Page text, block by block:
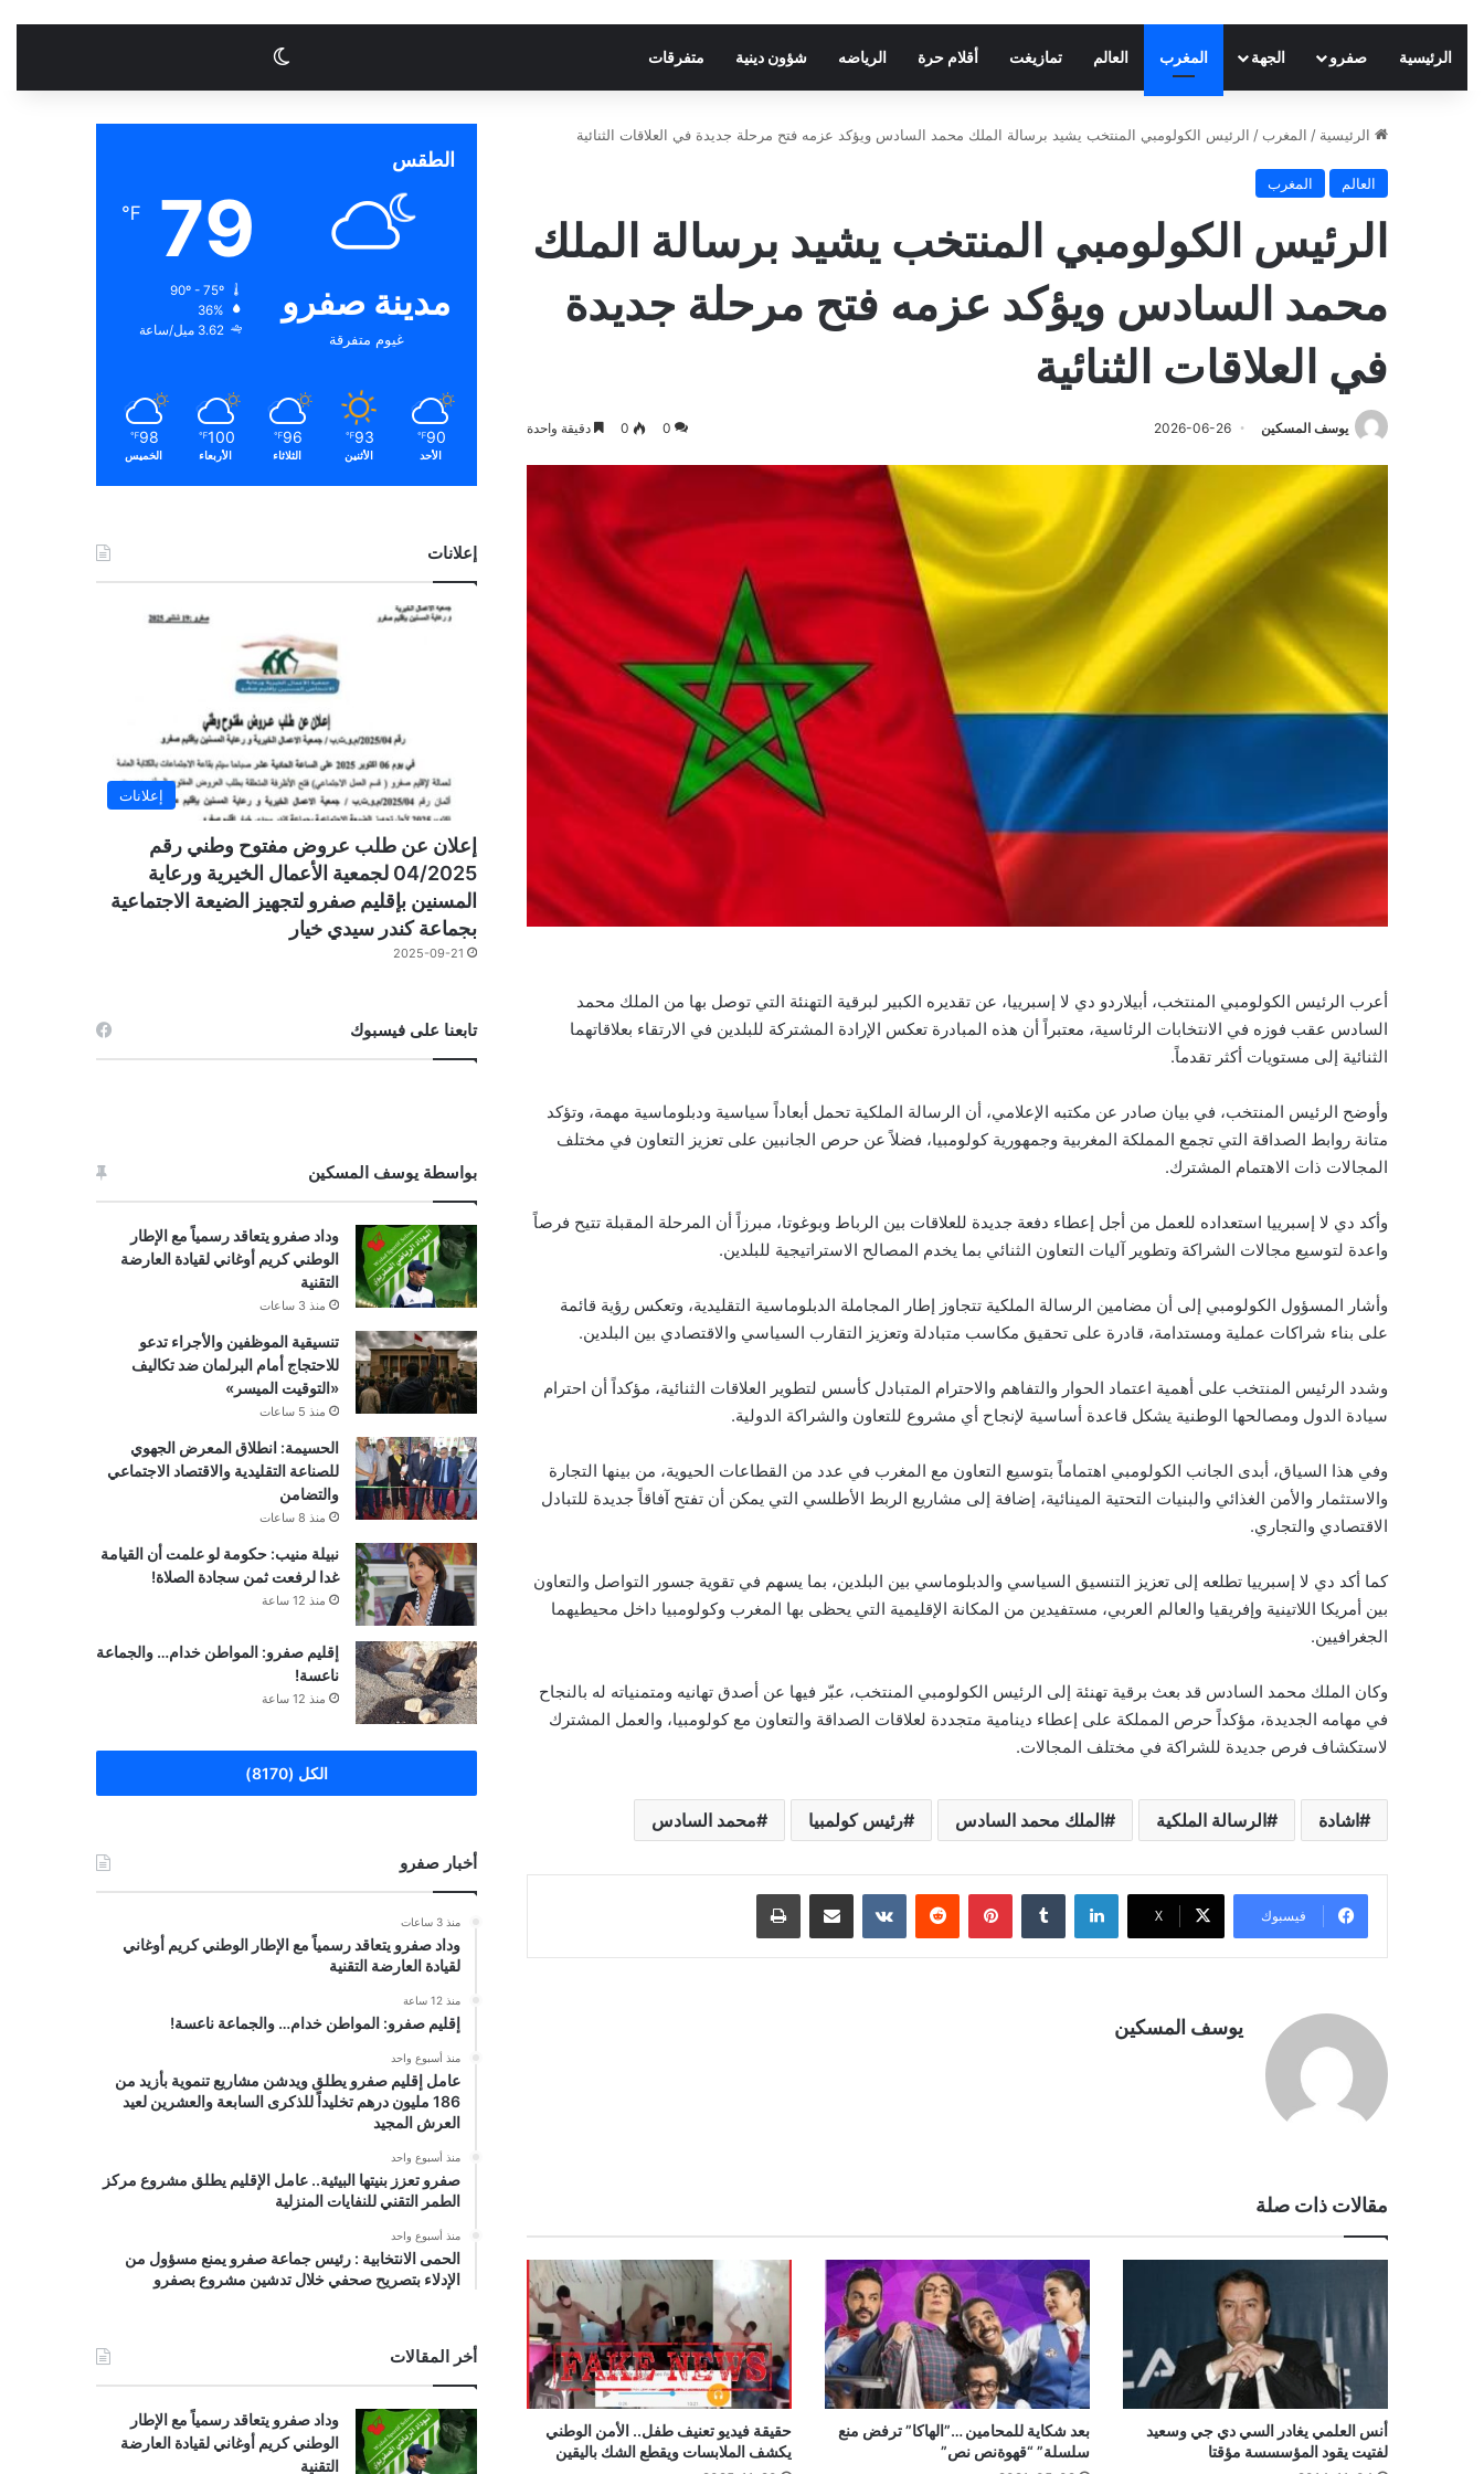
الرئيسية صفرو الجهة المغرب العالم تمازيغت أقلام حرة الرياضه شؤون دينية متفرقات الوضع المظلم
الرئيسية / المغرب / الرئيس الكولومبي المنتخب يشيد برسالة الملك محمد السادس ويؤكد عزمه فتح مرحلة جديدة في العلاقات الثنائية
العالم المغرب
الرئيس الكولومبي المنتخب يشيد برسالة الملك
محمد السادس ويؤكد عزمه فتح مرحلة جديدة
في العلاقات الثنائية
يوسف المسكين 2026-06-26
0
0 دقيقة واحدة
أعرب الرئيس الكولومبي المنتخب، أبيلاردو دي لا إسبرييا، عن تقديره الكبير لبرقية التهنئة التي توصل بها من الملك محمد
السادس عقب فوزه في الانتخابات الرئاسية، معتبراً أن هذه المبادرة تعكس الإرادة المشتركة للبلدين في الارتقاء بعلاقاتهما
الثنائية إلى مستويات أكثر تقدماً.
وأوضح الرئيس المنتخب، في بيان صادر عن مكتبه الإعلامي، أن الرسالة الملكية تحمل أبعاداً سياسية ودبلوماسية مهمة، وتؤكد
متانة روابط الصداقة التي تجمع المملكة المغربية وجمهورية كولومبيا، فضلاً عن حرص الجانبين على تعزيز التعاون في مختلف
المجالات ذات الاهتمام المشترك.
وأكد دي لا إسبرييا استعداده للعمل من أجل إعطاء دفعة جديدة للعلاقات بين الرباط وبوغوتا، مبرزاً أن المرحلة المقبلة تتيح فرصاً
واعدة لتوسيع مجالات الشراكة وتطوير آليات التعاون الثنائي بما يخدم المصالح الاستراتيجية للبلدين.
وأشار المسؤول الكولومبي إلى أن مضامين الرسالة الملكية تتجاوز إطار المجاملة الدبلوماسية التقليدية، وتعكس رؤية قائمة
على بناء شراكات عملية ومستدامة، قادرة على تحقيق مكاسب متبادلة وتعزيز التقارب السياسي والاقتصادي بين البلدين.
وشدد الرئيس المنتخب على أهمية اعتماد الحوار والتفاهم والاحترام المتبادل كأسس لتطوير العلاقات الثنائية، مؤكداً أن احترام
سيادة الدول ومصالحها الوطنية يشكل قاعدة أساسية لإنجاح أي مشروع للتعاون والشراكة الدولية.
وفي هذا السياق، أبدى الجانب الكولومبي اهتماماً بتوسيع التعاون مع المغرب في عدد من القطاعات الحيوية، من بينها التجارة
والاستثمار والأمن الغذائي والبنيات التحتية المينائية، إضافة إلى مشاريع الربط الأطلسي التي يمكن أن تفتح آفاقاً جديدة للتبادل
الاقتصادي والتجاري.
كما أكد دي لا إسبرييا تطلعه إلى تعزيز التنسيق السياسي والدبلوماسي بين البلدين، بما يسهم في تقوية جسور التواصل والتعاون
بين أمريكا اللاتينية وإفريقيا والعالم العربي، مستفيدين من المكانة الإقليمية التي يحظى بها المغرب وكولومبيا داخل محيطيهما
الجغرافيين.
وكان الملك محمد السادس قد بعث برقية تهنئة إلى الرئيس الكولومبي المنتخب، عبّر فيها عن أصدق تهانيه ومتمنياته له بالنجاح
في مهامه الجديدة، مؤكداً حرص المملكة على إعطاء دينامية متجددة لعلاقات الصداقة والتعاون مع كولومبيا، والعمل المشترك
لاستكشاف فرص جديدة للشراكة في مختلف المجالات.
اشادة الرسالة الملكية الملك محمد السادس رئيس كولمبيا محمد السادس
فيسبوك ‫X
لينكدإن بينتيريست مشاركة عبر البريد طباعة
يوسف المسكين
مقالات ذات صلة
أنس العلمي يغادر السي دي جي وسعيد
لفتيت يقود المؤسسسة مؤقتا
بعد شكاية للمحامين …”الهاكا” ترفض منع
سلسلة” “قهوةنص نص”
حقيقة فيديو تعنيف طفل.. الأمن الوطني
يكشف الملابسات ويقطع الشك باليقين
الطقس
مدينة صفرو
غيوم متفرقة
79
℉
36%
3.62 ميل/ساعة
90
℉
الأحد
93
℉
الأثنين
96
℉
الثلاثاء
100
℉
الأربعاء
98
℉
الخميس
إعلانات
إعلانات
إعلان عن طلب عروض مفتوح وطني رقم
04/2025 لجمعية الأعمال الخيرية ورعاية
المسنين بإقليم صفرو لتجهيز الضيعة الاجتماعية
بجماعة كندر سيدي خيار
2025-09-21
تابعنا على فيسبوك
بواسطة يوسف المسكين
وداد صفرو يتعاقد رسمياً مع الإطار
الوطني كريم أوغاني لقيادة العارضة
التقنية
منذ 3 ساعات
تنسيقية الموظفين والأجراء تدعو
للاحتجاج أمام البرلمان ضد تكاليف
«التوقيت الميسر»
منذ 5 ساعات
الحسيمة: انطلاق المعرض الجهوي
للصناعة التقليدية والاقتصاد الاجتماعي
والتضامن
منذ 8 ساعات
نبيلة منيب: حكومة لو علمت أن القيامة
غدا لرفعت ثمن سجادة الصلاة!
منذ 12 ساعة
إقليم صفرو: المواطن خدام… والجماعة
ناعسة!
منذ 12 ساعة
الكل (8170)
أخبار صفرو
منذ 3 ساعات
وداد صفرو يتعاقد رسمياً مع الإطار الوطني كريم أوغاني
لقيادة العارضة التقنية
منذ 12 ساعة
إقليم صفرو: المواطن خدام… والجماعة ناعسة!
منذ أسبوع واحد
عامل إقليم صفرو يطلق ويدشن مشاريع تنموية بأزيد من
186 مليون درهم تخليداً للذكرى السابعة والعشرين لعيد
العرش المجيد
منذ أسبوع واحد
صفرو تعزز بنيتها البيئية.. عامل الإقليم يطلق مشروع مركز
الطمر التقني للنفايات المنزلية
منذ أسبوع واحد
الحمى الانتخابية : رئيس جماعة صفرو يمنع مسؤول من
الإدلاء بتصريح صحفي خلال تدشين مشروع بصفرو
أخر المقالات
وداد صفرو يتعاقد رسمياً مع الإطار
الوطني كريم أوغاني لقيادة العارضة
التقنية